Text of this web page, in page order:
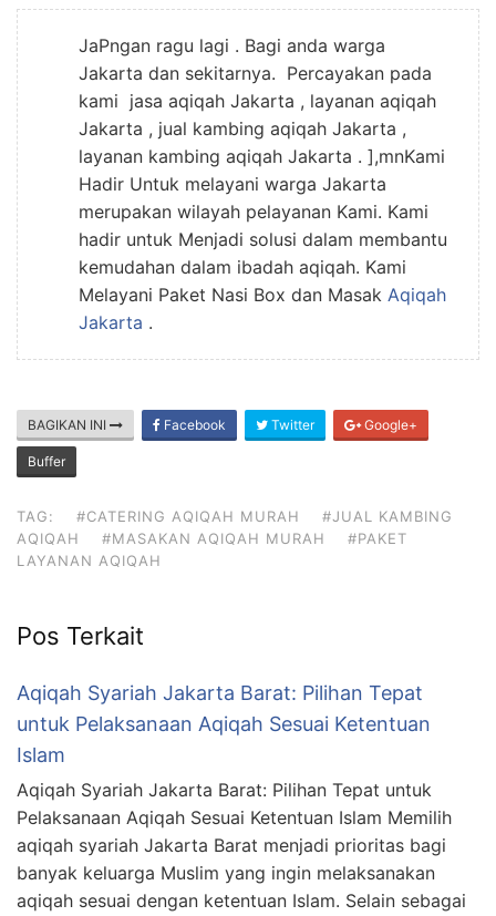
JaPngan ragu lagi . Bagi anda warga
Jakarta dan sekitarnya. Percayakan pada
kami jasa aqiqah Jakarta , layanan aqiqah
Jakarta , jual kambing aqiqah Jakarta ,
layanan kambing aqiqah Jakarta . ],mnKami
Hadir Untuk melayani warga Jakarta
merupakan wilayah pelayanan Kami. Kami
hadir untuk Menjadi solusi dalam membantu
kemudahan dalam ibadah aqiqah. Kami
Melayani Paket Nasi Box dan Masak Aqiqah
Jakarta .
BAGIKAN INI Facebook Twitter Google+
Buffer
TAG: #CATERING AQIQAH MURAH
#JUAL KAMBING
AQIQAH
#MASAKAN AQIQAH MURAH
#PAKET
LAYANAN AQIQAH
Pos Terkait
Aqiqah Syariah Jakarta Barat: Pilihan Tepat
untuk Pelaksanaan Aqiqah Sesuai Ketentuan
Islam
Aqiqah Syariah Jakarta Barat: Pilihan Tepat untuk
Pelaksanaan Aqiqah Sesuai Ketentuan Islam Memilih
aqiqah syariah Jakarta Barat menjadi prioritas bagi
banyak keluarga Muslim yang ingin melaksanakan
aqiqah sesuai dengan ketentuan Islam. Selain sebagai